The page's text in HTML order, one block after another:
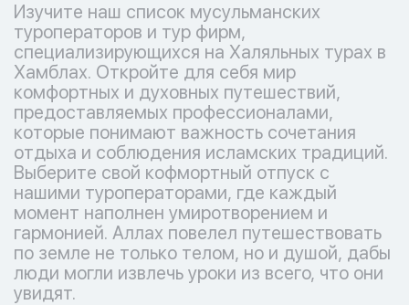
Изучите наш список мусульманских
туроператоров и тур фирм,
специализирующихся на Халяльных турах в
Хамблах. Откройте для себя мир
комфортных и духовных путешествий,
предоставляемых профессионалами,
которые понимают важность сочетания
отдыха и соблюдения исламских традиций.
Выберите свой кофмортный отпуск с
нашими туроператорами, где каждый
момент наполнен умиротворением и
гармонией. Аллах повелел путешествовать
по земле не только телом, но и душой, дабы
люди могли извлечь уроки из всего, что они
увидят.